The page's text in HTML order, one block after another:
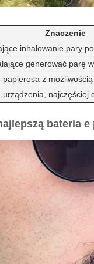
Znaczenie
inhalowanie pary
generować parę
z
najczęściej
bateria